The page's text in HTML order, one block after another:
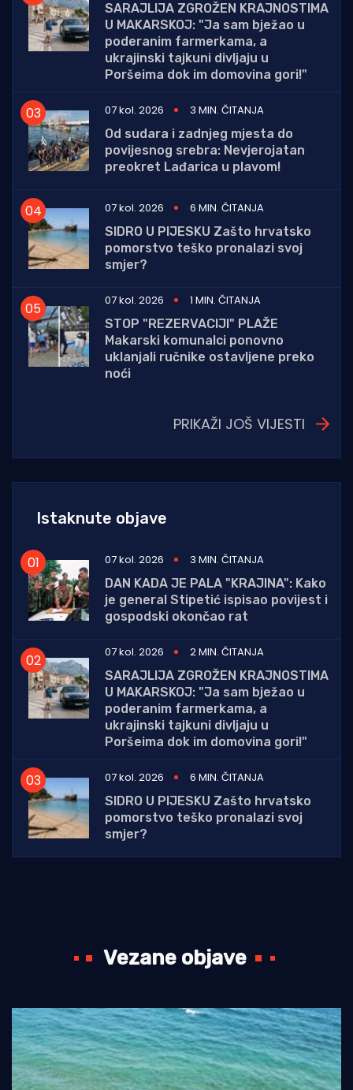
SARAJLIJA ZGROŽEN KRAJNOSTIMA
U MAKARSKOJ: "Ja sam bježao u
poderanim farmerkama, a
ukrajinski tajkuni divljaju u
Poršeima dok im domovina gori!"
07 kol. 2026
3 MIN. ČITANJA
Od sudara i zadnjeg mjesta do
povijesnog srebra: Nevjerojatan
preokret Lađarica u plavom!
07 kol. 2026
6 MIN. ČITANJA
SIDRO U PIJESKU Zašto hrvatsko
pomorstvo teško pronalazi svoj
smjer?
07 kol. 2026
1 MIN. ČITANJA
STOP "REZERVACIJI" PLAŽE
Makarski komunalci ponovno
uklanjali ručnike ostavljene preko
noći
PRIKAŽI JOŠ VIJESTI
Istaknute objave
07 kol. 2026
3 MIN. ČITANJA
DAN KADA JE PALA "KRAJINA": Kako
je general Stipetić ispisao povijest i
gospodski okončao rat
07 kol. 2026
2 MIN. ČITANJA
SARAJLIJA ZGROŽEN KRAJNOSTIMA
U MAKARSKOJ: "Ja sam bježao u
poderanim farmerkama, a
ukrajinski tajkuni divljaju u
Poršeima dok im domovina gori!"
07 kol. 2026
6 MIN. ČITANJA
SIDRO U PIJESKU Zašto hrvatsko
pomorstvo teško pronalazi svoj
smjer?
Vezane objave